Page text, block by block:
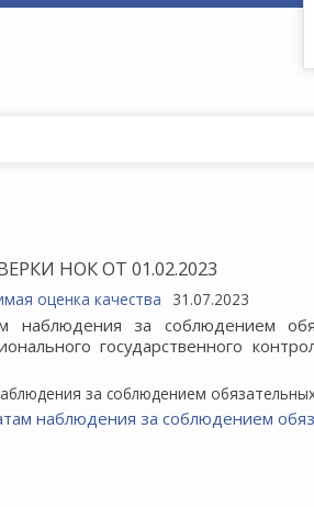
НОК ОТ 01.02.2023
оценка качества 31.07.2023
наблюдения за соблюдением
государственного
за соблюдением
наблюдения за соблюдением